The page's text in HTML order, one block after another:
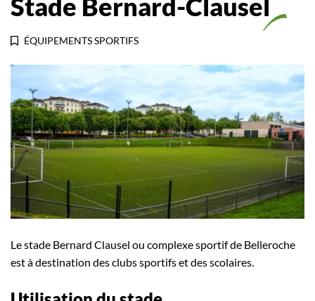
Stade Bernard-Clausel
ÉQUIPEMENTS SPORTIFS
Le stade Bernard Clausel ou complexe sportif de Belleroche
est à destination des clubs sportifs et des scolaires.